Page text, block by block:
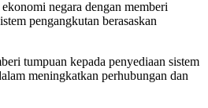
negara dengan memberi
pengangkutan ber­asaskan
tumpuan kepada penyediaan sistem
meningkatkan perhubu­ngan dan